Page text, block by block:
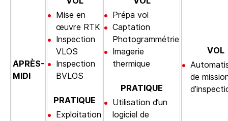
APRÈS-
MIDI
Mise en
œuvre RTK
Inspection
VLOS
Inspection
BVLOS
PRATIQUE
Exploitation
Prépa vol
Captation
Photogrammétrie
Imagerie
thermique
PRATIQUE
Utilisation d’un
logiciel de
VOL
de